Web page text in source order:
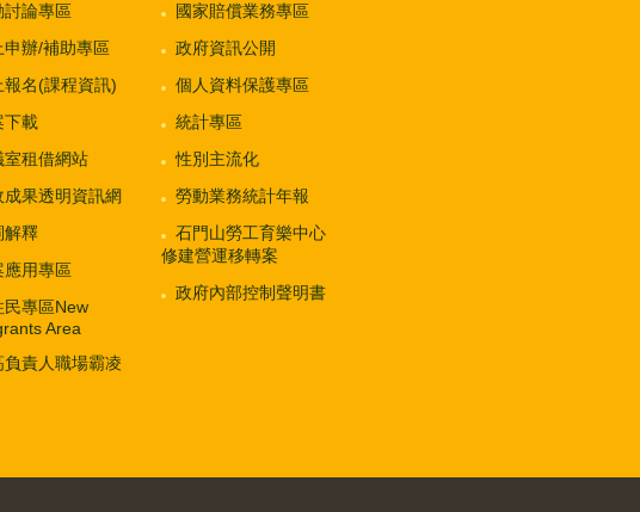
討論專區
申辦/補助專區
報名(課程資訊)
下載
室租借網站
成果透明資訊網
解釋
應用專區
民專區New
Area
負責人職場霸凌
國家賠償業務專區
政府資訊公開
個人資料保護專區
統計專區
性別主流化
勞動業務統計年報
石門山勞工育樂中心
修建營運移轉案
政府內部控制聲明書